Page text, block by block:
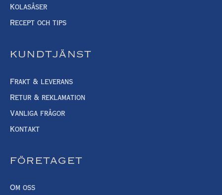
Kolasåser
Recept och tips
KUNDTJÄNST
Frakt & leverans
Retur & reklamation
Vanliga frågor
Kontakt
FÖRETAGET
Om oss